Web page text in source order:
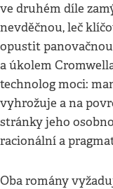
ve druhém díle
nevděčnou, leč
opustit
a úkolem
technolog moci:
vyhrožuje a na
stránky jeho
racionální a
Oba romány